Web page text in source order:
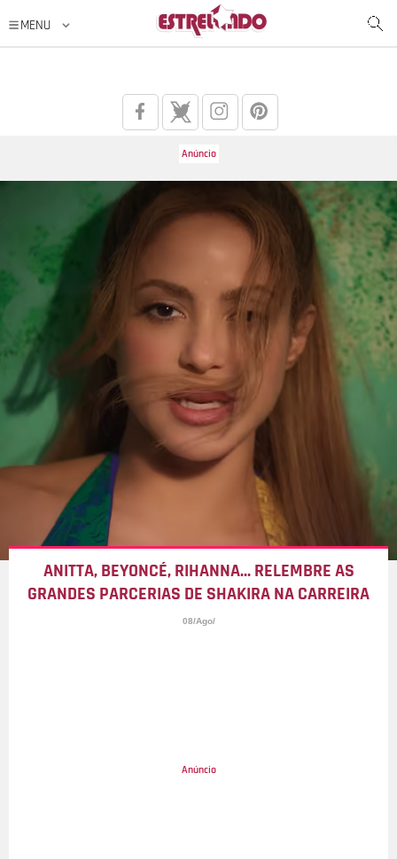
ANITTA, BEYONCÉ, RIHANNA... RELEMBRE AS
GRANDES PARCERIAS DE SHAKIRA NA CARREIRA
08/Ago/